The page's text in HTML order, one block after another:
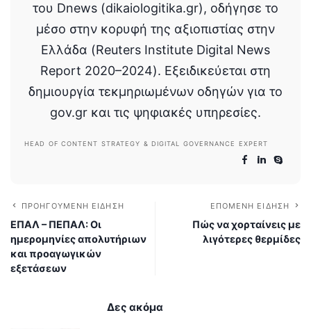
του Dnews (dikaiologitika.gr), οδήγησε το
μέσο στην κορυφή της αξιοπιστίας στην
Ελλάδα (Reuters Institute Digital News
Report 2020–2024). Εξειδικεύεται στη
δημιουργία τεκμηριωμένων οδηγών για το
gov.gr και τις ψηφιακές υπηρεσίες.
HEAD OF CONTENT STRATEGY & DIGITAL GOVERNANCE EXPERT
ΠΡΟΗΓΟΎΜΕΝΗ ΕΊΔΗΣΗ
ΕΠΑΛ – ΠΕΠΑΛ: Οι
ημερομηνίες απολυτήριων
και προαγωγικών
εξετάσεων
ΕΠΌΜΕΝΗ ΕΊΔΗΣΗ
Πώς να χορταίνεις με
λιγότερες θερμίδες
Δες ακόμα